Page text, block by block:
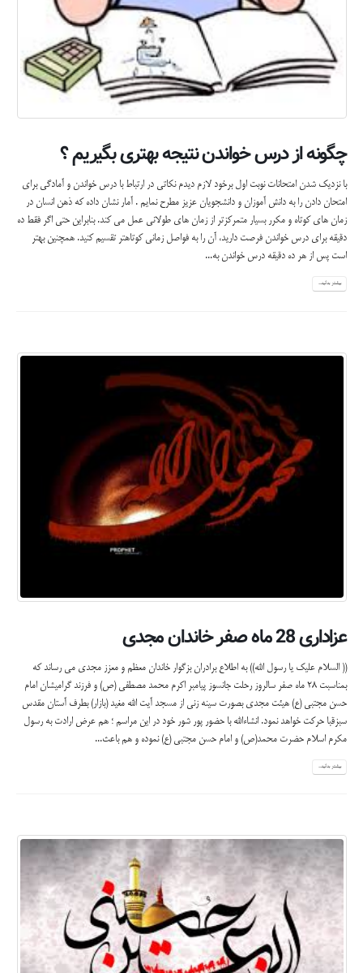
چگونه از درس خواندن نتیجه بهتری بگیریم ؟
با نزدیک شدن امتحانات نوبت اول برخود لازم دیدم نکاتی در ارتباط با درس خواندن و آمادگی برای
امتحان دادن را به دانش آموزان و دانشجویان عزیز مطرح نمایم . آمار نشان داده که ذهن انسان در
زمان های کوتاه و مکرر بسیار متمرکزتر از زمان های طولانی عمل می کند. بنابراین حتی اگر فقط ده
دقیقه برای درس خواندن فرصت دارید، آن را به فواصل زمانی کوتاهتر تقسیم کنید. همچنین بهتر
است پس از هر ده دقیقه درس خواندن به...
بیشتر بدانید...
عزاداری 28 ماه صفر خاندان مجدی
(( السلام علیک یا رسول الله)) به اطلاع برادران بزگوار خاندان معظم و معزز مجدی می رساند که
بمناسبت 28 ماه صفر سالروز رحلت جانسوز پیامبر اکرم محمد مصطفی (ص) و فرزند گرامیشان امام
حسن مجتبی (ع) هیئت مجدی بصورت سینه زنی از مسجد آیت الله مغید (بازار) بطرف آستان مقدس
سبزقبا حرکت خواهد نمود. انشاءالله با حضور پور شور خود در این مراسم ؛ هم عرض ارادت به رسول
مکرم اسلام حضرت محمد(ص) و امام حسن مجتبی (ع) نموده و هم باعث...
بیشتر بدانید...